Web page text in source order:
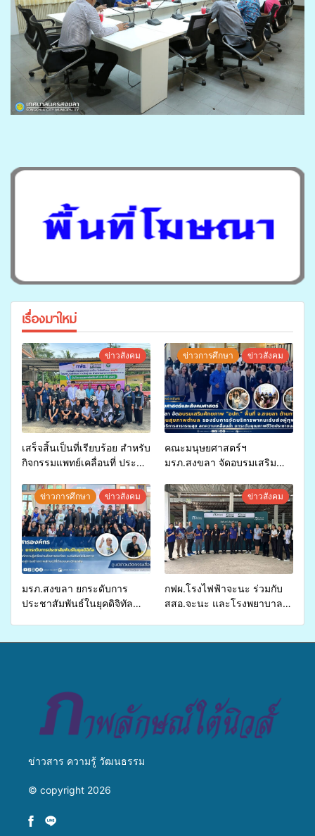
เรื่องมาใหม่
ข่าวสังคม
เสร็จสิ้นเป็นที่เรียบร้อย สำหรับ
กิจกรรมแพทย์เคลื่อนที่ ประจำ
สุขภาพแก่ประชาชนในพื้นที่
อำเภอจะนะ
ข่าวการศึกษา ข่าวสังคม
คณะมนุษยศาสตร์ฯ
มรภ.สงขลา จัดอบรมเสริม
จ่ายงบกองทุนสุขภาพตำบล
รองรับการจัดบริการพาหนะรับ
ส่งผู้ทุพพลภาพเพื่อเข้ารับ
บริการสาธารณสุข ลดความ
เหลื่อมล้ำ ยกระดับคุณภาพ
ชีวิตประชาชนอย่างยั่งยืน
ข่าวการศึกษา ข่าวสังคม
มรภ.สงขลา ยกระดับการ
ประชาสัมพันธ์ในยุคดิจิทัล
ข่าวสังคม
กฟผ.โรงไฟฟ้าจะนะ ร่วมกับ
สสอ.จะนะ และโรงพยาบาล
ข่าวสาร ความรู้ วัฒนธรรม
© copyright 2026